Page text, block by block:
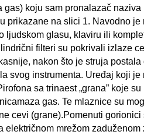
gas) koju sam pronalazač naziva
prikazane na slici 1. Navodno je
ljudskom glasu, klaviru ili
filteri su pokrivali izlaze
nakon što je struja
svog instrumenta. Uređaj koji je
sa trinaest „grana” koje
gas. Te mlaznice su
cevi (grane).Pomenuti gorionici
električnom mrežom zaduženom